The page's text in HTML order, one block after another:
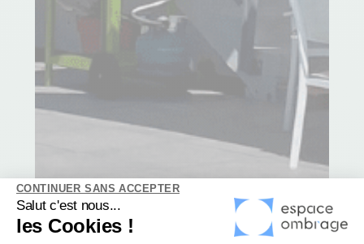
CONTINUER SANS ACCEPTER
Salut c'est nous...
les Cookies !